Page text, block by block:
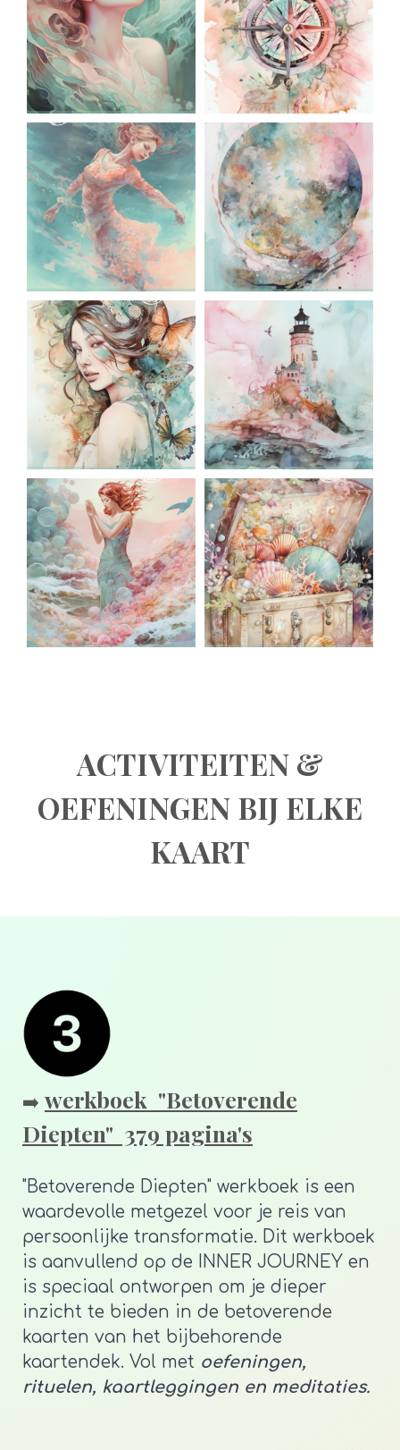
ACTIVITEITEN &
OEFENINGEN BIJ ELKE
KAART
➡️ werkboek "Betoverende
Diepten" 379 pagina's
"Betoverende Diepten" werkboek is een
waardevolle metgezel voor je reis van
persoonlijke transformatie. Dit werkboek
is aanvullend op de INNER JOURNEY en
is speciaal ontworpen om je dieper
inzicht te bieden in de betoverende
kaarten van het bijbehorende
kaartendek. Vol met oefeningen,
rituelen, kaartleggingen en meditaties.